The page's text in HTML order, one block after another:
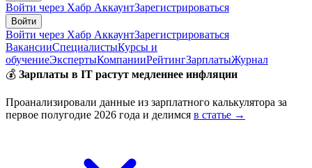
Войти через Хабр АккаунтЗарегистрироваться
Войти
Войти через Хабр АккаунтЗарегистрироваться
ВакансииСпециалистыКурсы и
обучениеЭкспертыКомпанииРейтингЗарплатыЖурнал
💰 Зарплаты в IT растут медленнее инфляции
Проанализировали данные из зарплатного калькулятора за
первое полугодие 2026 года и делимся в статье →